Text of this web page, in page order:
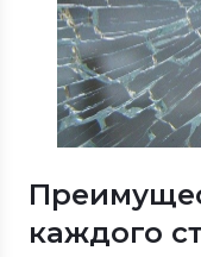
каждого